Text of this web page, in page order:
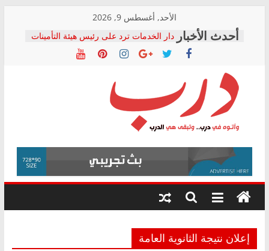
content
الأحد, أغسطس 9, 2026
دار الخدمات ترد على رئيس هيئة التأمينات
بعد مؤتمره الصحفي: إنكار الأزمة لا ينهي
معاناة أصحاب المعاشات.. ونطالب بكشف
فرحات سليمان يكتب: القطاع الصحي إلى
أين؟
حزب التحالف الشعبي يطلق لجنة “الحق
في الصحة” بالإسكندرية لرصد الانتهاكات
ودعم المرضى
الوزاري لمدينة الصحفيين.. وانتهاء أعمال
إنشاء المبنى الإداري
المجلس القومي لحقوق الإنسان يعلن
متابعة قضية الدكتور محمد زهران.. ويؤكد:
قرينة البراءة وضمانات المحاكمة العادلة
درب
وأتوه
درب..
وتبقى
هي
إعلان نتيجة الثانوية العامة